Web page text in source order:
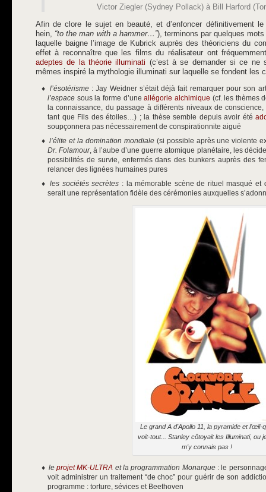
Victor Ziegler (Sydney Pollack) à Bill Harford
Afin de clore le sujet en beauté, et d’enfoncer définitivement
hein, “to the man with a hammer…”), terminons par quelques
laquelle baigne l’image de Kubrick auprès des théoriciens du
effet à reconnaître que les films du réalisateur ont
adeptes de la théorie illuminati (c’est à se demander si ce
mêmes inspiré la mythologie illuminati sur laquelle se fondent les
l’ésotérisme : Jay Weidner s’était déjà fait remarquer pour son
l’espace sous la forme d’uneallégorie alchimique (cf. les thèmes
la connaissance, du passage à différents niveaux de
tant que Fils des étoiles…) ; la thèse semble depuis avoir été
soupçonnera pas nécessairement de conspirationnite aiguë
l’élite et la domination mondiale(si possible après une violente
Dr. Folamour, à l’aube d’une guerre atomique planétaire, les
possibilités de survie, enfermés dans des bunkers auprès des
relancer des lignées humaines pures
les sociétés secrètes : la mémorable scène de rituel masqué et
serait une représentation fidèle des cérémonies auxquelles
Le grand A d'Apollo 11, la pyramide et l'œil-
voit-tout... Stanley côtoyait les Illuminati, ou
m'y connais pas !
leprojet MK-ULTRA et la programmation Monarque: le
voit administrer un traitement “de choc” pour guérir de son
programme : torture, sévices et Beethoven